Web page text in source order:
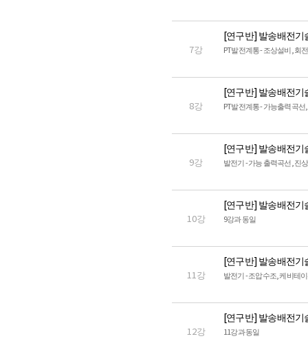
7강
[연구반] 발송배전기
PT발전계통 - 조상설비, 회
8강
[연구반] 발송배전기
PT발전계통 - 가능출력곡
9강
[연구반] 발송배전기
발전기 - 가능 출력곡선, 진
10강
[연구반] 발송배전기
9강과 동일
11강
[연구반] 발송배전기
발전기 - 조압수조, 케비테
12강
[연구반] 발송배전기
11강과 동일